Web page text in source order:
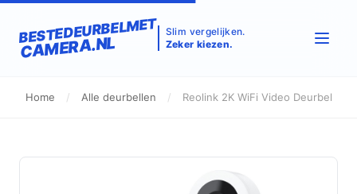
BESTEDEURBELMET
CAMERA.NL
Slim vergelijken.
Zeker kiezen.
Home / Alle deurbellen / Reolink 2K WiFi Video Deurbel